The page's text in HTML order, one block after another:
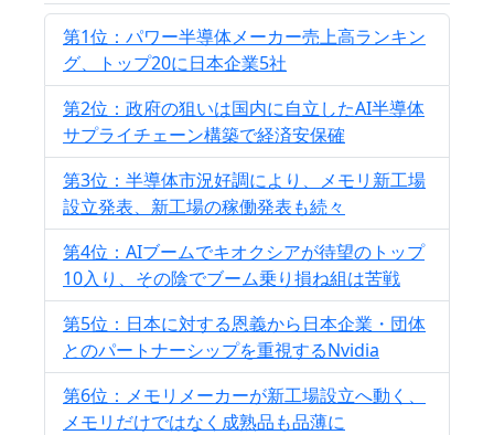
第1位：パワー半導体メーカー売上高ランキン
グ、トップ20に日本企業5社
第2位：政府の狙いは国内に自立したAI半導体
サプライチェーン構築で経済安保確
第3位：半導体市況好調により、メモリ新工場
設立発表、新工場の稼働発表も続々
第4位：AIブームでキオクシアが待望のトップ
10入り、その陰でブーム乗り損ね組は苦戦
第5位：日本に対する恩義から日本企業・団体
とのパートナーシップを重視するNvidia
第6位：メモリメーカーが新工場設立へ動く、
メモリだけではなく成熟品も品薄に